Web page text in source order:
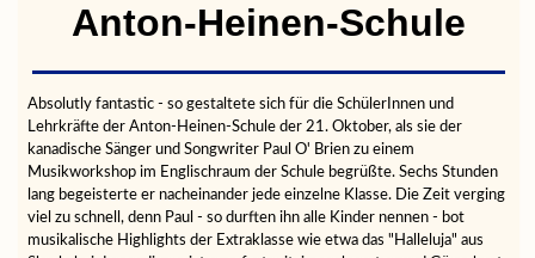
Anton-Heinen-Schule
Absolutly fantastic - so gestaltete sich für die SchülerInnen und
Lehrkräfte der Anton-Heinen-Schule der 21. Oktober, als sie der
kanadische Sänger und Songwriter Paul O' Brien zu einem
Musikworkshop im Englischraum der Schule begrüßte. Sechs Stunden
lang begeisterte er nacheinander jede einzelne Klasse. Die Zeit verging
viel zu schnell, denn Paul - so durften ihn alle Kinder nennen - bot
musikalische Highlights der Extraklasse wie etwa das "Halleluja" aus